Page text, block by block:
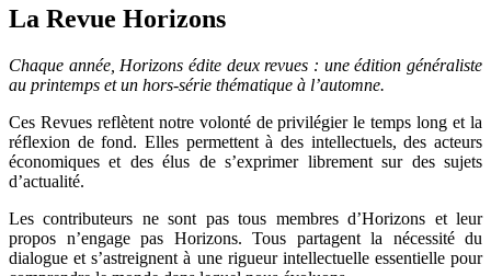
La Revue Horizons
Chaque année, Horizons édite deux revues : une édition généraliste
au printemps et un hors-série thématique à l’automne.
Ces Revues reflètent notre volonté de privilégier le temps long et la
réflexion de fond. Elles permettent à des intellectuels, des acteurs
économiques et des élus de s’exprimer librement sur des sujets
d’actualité.
Les contributeurs ne sont pas tous membres d’Horizons et leur
propos n’engage pas Horizons. Tous partagent la nécessité du
dialogue et s’astreignent à une rigueur intellectuelle essentielle pour